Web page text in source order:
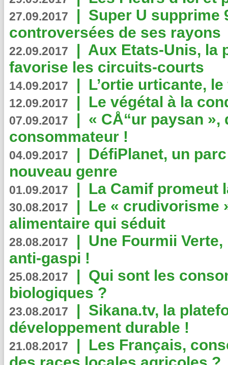
27.09.2017 | Super U supprime
controversées de ses rayons
22.09.2017 | Aux Etats-Unis, la
favorise les circuits-courts
14.09.2017 | L’ortie urticante,
12.09.2017 | Le végétal à la
07.09.2017 | « CÅ“ur paysan
consommateur !
04.09.2017 | DéfiPlanet, un
nouveau genre
01.09.2017 | La Camif promeut
30.08.2017 | Le « crudivorisme
alimentaire qui séduit
28.08.2017 | Une Fourmii
anti-gaspi !
25.08.2017 | Qui sont les
biologiques ?
23.08.2017 | Sikana.tv, la
développement durable !
21.08.2017 | Les Français,